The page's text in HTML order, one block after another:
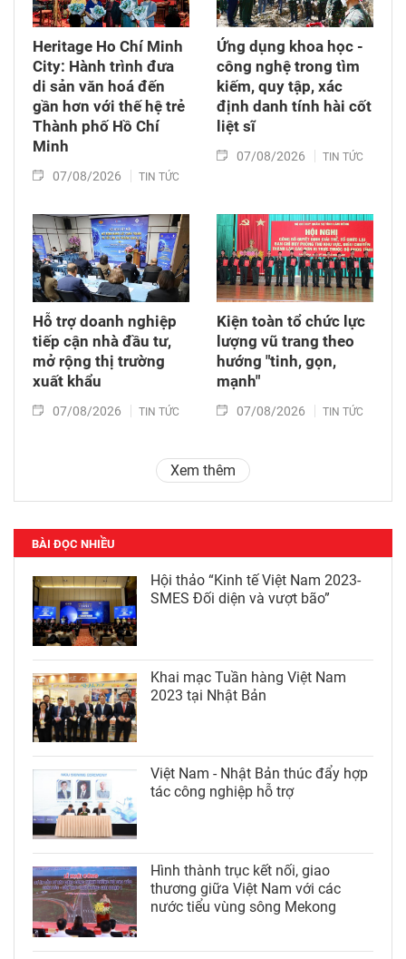
Heritage Ho Chí Minh
City: Hành trình đưa
di sản văn hoá đến
gần hơn với thế hệ trẻ
Thành phố Hồ Chí
Minh
07/08/2026 TIN TỨC
Ứng dụng khoa học -
công nghệ trong tìm
kiếm, quy tập, xác
định danh tính hài cốt
liệt sĩ
07/08/2026 TIN TỨC
Hỗ trợ doanh nghiệp
tiếp cận nhà đầu tư,
mở rộng thị trường
xuất khẩu
07/08/2026 TIN TỨC
Kiện toàn tổ chức lực
lượng vũ trang theo
hướng "tinh, gọn,
mạnh"
07/08/2026 TIN TỨC
Xem thêm
BÀI ĐỌC NHIỀU
Hội thảo “Kinh tế Việt Nam 2023-
SMES Đối diện và vượt bão”
Khai mạc Tuần hàng Việt Nam
2023 tại Nhật Bản
Việt Nam - Nhật Bản thúc đẩy hợp
tác công nghiệp hỗ trợ
Hình thành trục kết nối, giao
thương giữa Việt Nam với các
nước tiểu vùng sông Mekong